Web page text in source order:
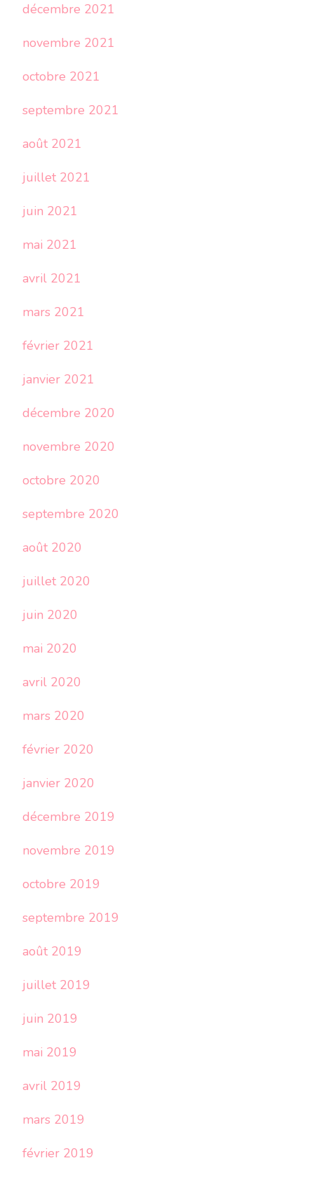
décembre 2021
novembre 2021
octobre 2021
septembre 2021
août 2021
juillet 2021
juin 2021
mai 2021
avril 2021
mars 2021
février 2021
janvier 2021
décembre 2020
novembre 2020
octobre 2020
septembre 2020
août 2020
juillet 2020
juin 2020
mai 2020
avril 2020
mars 2020
février 2020
janvier 2020
décembre 2019
novembre 2019
octobre 2019
septembre 2019
août 2019
juillet 2019
juin 2019
mai 2019
avril 2019
mars 2019
février 2019